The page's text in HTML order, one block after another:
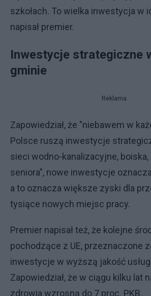
szkołach. To wielka inwestycja w
napisał premier.
Inwestycje strategiczne
gminie
Reklama
Zapowiedział, że "niebawem w
Polsce ruszą inwestycje
sieci wodno-kanalizacyjne, boiska,
seniora", nowe inwestycje
a to oznacza większe zyski dla
tysiące nowych miejsc pracy.
Premier napisał też, że kolejne
pochodzące z UE, przeznaczone
inwestycje w wyższą jakość
Zapowiedział, że w ciągu kilku lat
zdrowia wzrosną do 7 proc. PKB.